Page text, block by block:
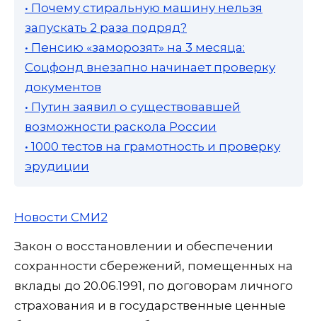
• Почему стиральную машину нельзя
запускать 2 раза подряд?
• Пенсию «заморозят» на 3 месяца:
Соцфонд внезапно начинает проверку
документов
• Путин заявил о существовавшей
возможности раскола России
• 1000 тестов на грамотность и проверку
эрудиции
Новости СМИ2
Закон о восстановлении и обеспечении
сохранности сбережений, помещенных на
вклады до 20.06.1991, по договорам личного
страхования и в государственные ценные